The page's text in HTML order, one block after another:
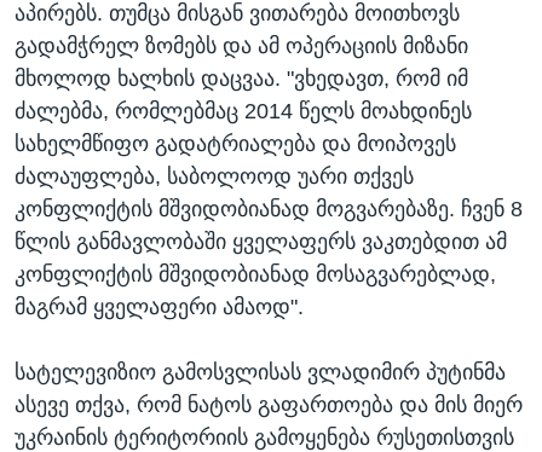
აპირებს. თუმცა მისგან ვითარება მოითხოვს
გადამჭრელ ზომებს და ამ ოპერაციის მიზანი
მხოლოდ ხალხის დაცვაა. "ვხედავთ, რომ იმ
ძალებმა, რომლებმაც 2014 წელს მოახდინეს
სახელმწიფო გადატრიალება და მოიპოვეს
ძალაუფლება, საბოლოოდ უარი თქვეს
კონფლიქტის მშვიდობიანად მოგვარებაზე. ჩვენ 8
წლის განმავლობაში ყველაფერს ვაკთებდით ამ
კონფლიქტის მშვიდობიანად მოსაგვარებლად,
მაგრამ ყველაფერი ამაოდ".
სატელევიზიო გამოსვლისას ვლადიმირ პუტინმა
ასევე თქვა, რომ ნატოს გაფართოება და მის მიერ
უკრაინის ტერიტორიის გამოყენება რუსეთისთვის